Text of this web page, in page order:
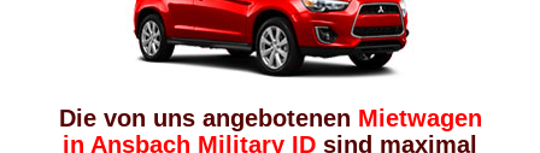
Die von uns angebotenen Mietwagen
in Ansbach Military ID sind maximal